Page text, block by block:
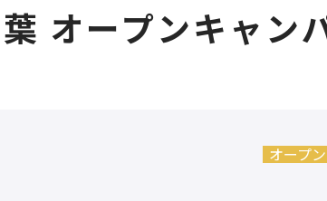
オープンキャン
オープ